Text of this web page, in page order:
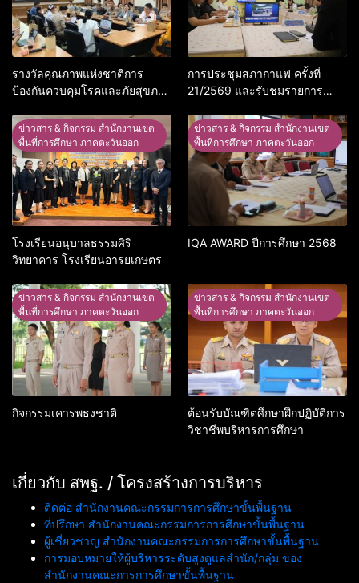
รางวัลคุณภาพแห่งชาติการ
ป้องกันควบคุมโรคและภัยสุขภาพ
การประชุมสภากาแฟ ครั้งที่
21/2569 และรับชมรายการ
30/2569
ข่าวสาร & กิจกรรม สำนักงานเขต
พื้นที่การศึกษา ภาคตะวันออก
โรงเรียนอนุบาลธรรมศิริ
วิทยาคาร โรงเรียนอารยเกษตร
ข่าวสาร & กิจกรรม สำนักงานเขต
พื้นที่การศึกษา ภาคตะวันออก
IQA AWARD ปีการศึกษา 2568
ข่าวสาร & กิจกรรม สำนักงานเขต
พื้นที่การศึกษา ภาคตะวันออก
กิจกรรมเคารพธงชาติ
ข่าวสาร & กิจกรรม สำนักงานเขต
พื้นที่การศึกษา ภาคตะวันออก
ต้อนรับบัณฑิตศึกษาฝึกปฏิบัติการ
วิชาชีพบริหารการศึกษา
เกี่ยวกับ สพฐ. / โครงสร้างการบริหาร
ติดต่อ สำนักงานคณะกรรมการการศึกษาขั้นพื้นฐาน
ที่ปรึกษา สำนักงานคณะกรรมการการศึกษาขั้นพื้นฐาน
ผู้เชี่ยวชาญ สำนักงานคณะกรรมการการศึกษาขั้นพื้นฐาน
การมอบหมายให้ผู้บริหารระดับสูงดูแลสำนัก/กลุ่ม ของ
สำนักงานคณะการการศึกษาขั้นพื้นฐาน